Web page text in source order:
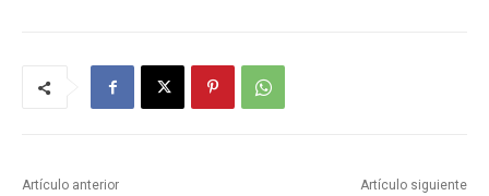
Artículo anterior Artículo siguiente